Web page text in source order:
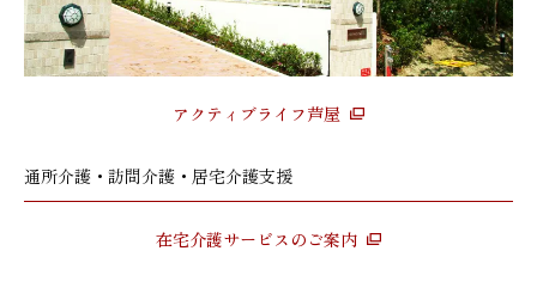
アクティブライフ芦屋
通所介護・訪問介護・居宅介護支援
在宅介護サービスのご案内